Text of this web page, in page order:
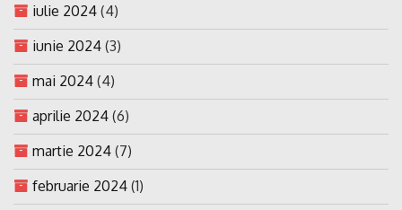
iulie 2024 (4)
iunie 2024 (3)
mai 2024 (4)
aprilie 2024 (6)
martie 2024 (7)
februarie 2024 (1)